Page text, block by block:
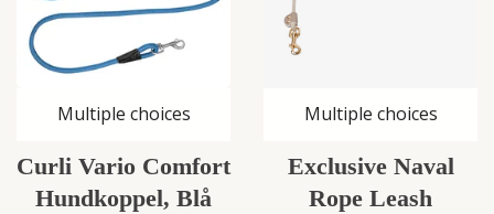
Multiple choices
Curli Vario Comfort
Hundkoppel, Blå
Multiple choices
Exclusive Naval
Rope Leash